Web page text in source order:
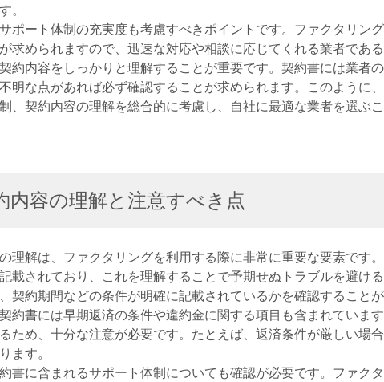
。
ポート体制の充実度も考慮すべきポイントです。ファクタリン
求められますので、迅速な対応や相談に応じてくれる業者である
約内容をしっかりと理解することが重要です。契約書には業者
明な点があれば必ず確認することが求められます。このように
、契約内容の理解を総合的に考慮し、自社に最適な業者を選ぶ
内容の理解と注意すべき点
理解は、ファクタリングを利用する際に非常に重要な要素です
載されており、これを理解することで予期せぬトラブルを避け
契約期間などの条件が明確に記載されているかを確認することが
約書には早期返済の条件や違約金に関する項目も含まれていま
ため、十分な注意が必要です。たとえば、返済条件が厳しい場
ます。
書に含まれるサポート体制についても確認が必要です。ファク